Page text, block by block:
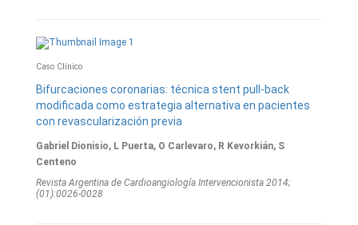
Caso Clínico
Bifurcaciones coronarias: técnica stent pull-back
modificada como estrategia alternativa en pacientes
con revascularización previa
Gabriel Dionisio, L Puerta, O Carlevaro, R Kevorkián, S
Centeno
Revista Argentina de Cardioangiologí­a Intervencionista 2014;
(01):0026-0028